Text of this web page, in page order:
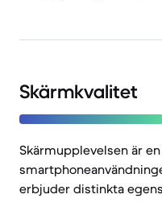
Skärmkvalitet
Skärmupplevelsen är
erbjuder distinkta